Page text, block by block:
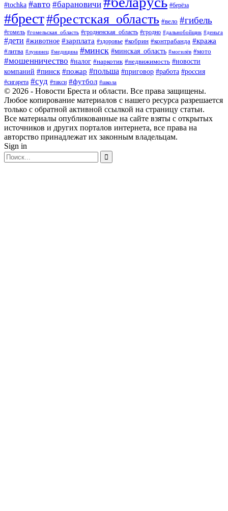
#tochka #авто #барановичи #берёза
#брест#брестская_область #вело #гибель
#гомель #гомельская_область #гродненская_область #гродно #дальнобойщик #деньга
#дети #животное #зарплата #здоровье #кобрин #контрабанда #кража
#литва #лунинец #медицина #минск #минская_область #могилёв #мото
#мошенничество #налог #наркотик #недвижимость #новости
компаний #пинск #пожар #польша #приговор #работа #россия
#сигарета #суд #такси #футбол #школа
© 2026 - Новости Бреста и области. Все права защищены.
Любое копирование материалов с нашего ресурса разрешается
только с обратной активной ссылкой на страницу статьи.
Все материалы опубликованные на сайте взяты с открытых
источников и других порталов интернета, все права на
авторство принадлежат их законным владельцам.
Sign in